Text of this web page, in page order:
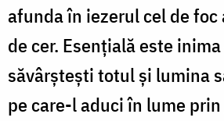
afunda în iezerul cel de
de cer. Esenţială este
săvârşteşti totul şi lumina
pe care-l aduci în lume